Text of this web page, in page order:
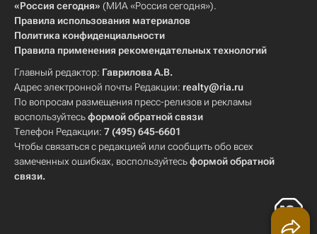
«Россия сегодня» (МИА «Россия сегодня»).
Правила использования материалов
Политика конфиденциальности
Правила применения рекомендательных технологий
Главный редактор: Гаврилова А.В.
Адрес электронной почты Редакции: realty@ria.ru
По вопросам размещения пресс-релизов и рекламы
воспользуйтесьформой обратной связи
Телефон Редакции: 7 (495) 645-6601
Чтобы связаться с редакцией или сообщить обо всех
замеченных ошибках, воспользуйтесьформой обратной
связи.